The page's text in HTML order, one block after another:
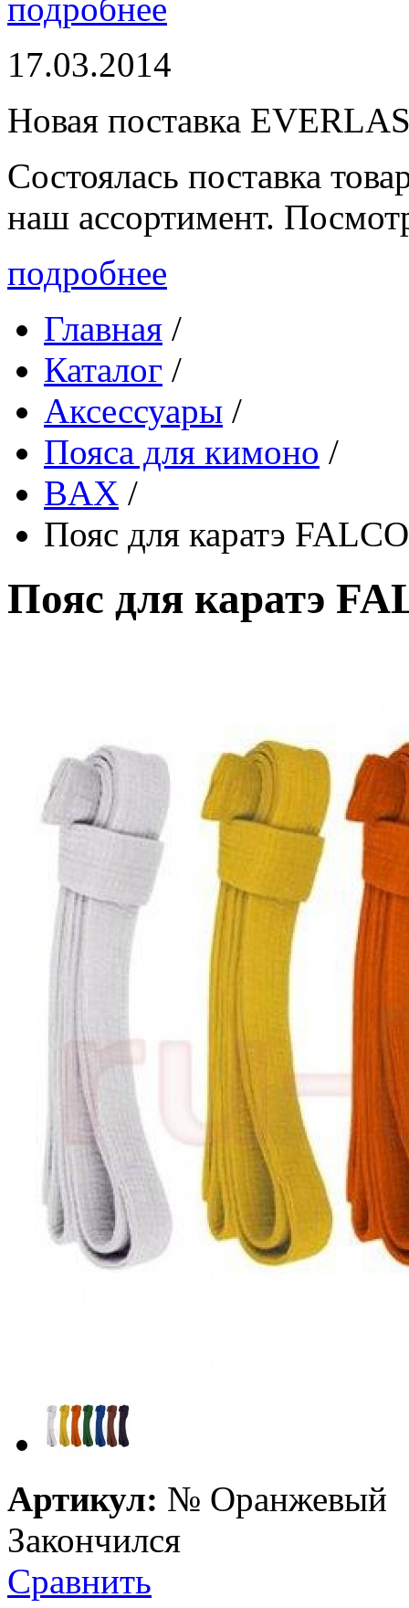
подробнее
17.03.2014
Новая поставка
Состоялась поставка
наш ассортимент.
подробнее
Главная /
Каталог /
Аксессуары /
Пояса для кимоно /
BAX /
Пояс для каратэ
Пояс для каратэ
Артикул: № Оранжевый
Закончился
Сравнить